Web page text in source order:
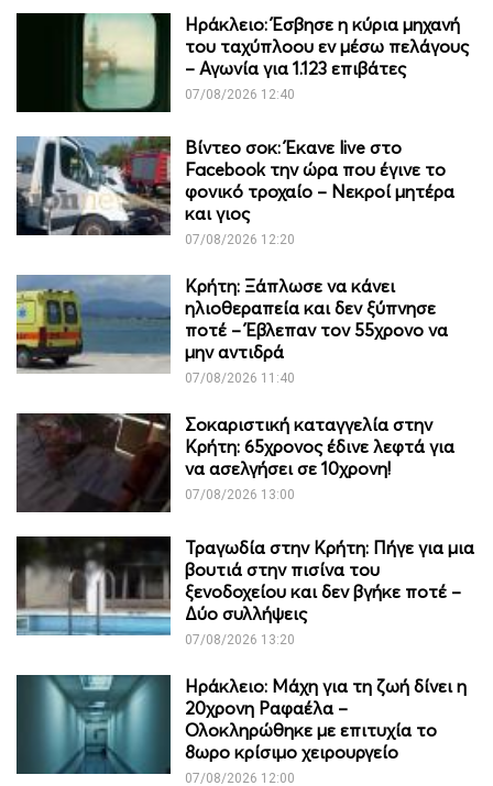
Ηράκλειο: Έσβησε η κύρια μηχανή
του ταχύπλοου εν μέσω πελάγους
– Αγωνία για 1.123 επιβάτες
07/08/2026 12:40
Βίντεο σοκ: Έκανε live στο
Facebook την ώρα που έγινε το
φονικό τροχαίο – Νεκροί μητέρα
και γιος
07/08/2026 12:20
Κρήτη: Ξάπλωσε να κάνει
ηλιοθεραπεία και δεν ξύπνησε
ποτέ – Έβλεπαν τον 55χρονο να
μην αντιδρά
07/08/2026 11:40
Σοκαριστική καταγγελία στην
Κρήτη: 65χρονος έδινε λεφτά για
να ασελγήσει σε 10χρονη!
07/08/2026 13:00
Τραγωδία στην Κρήτη: Πήγε για μια
βουτιά στην πισίνα του
ξενοδοχείου και δεν βγήκε ποτέ –
Δύο συλλήψεις
07/08/2026 13:20
Ηράκλειο: Μάχη για τη ζωή δίνει η
20χρονη Ραφαέλα –
Ολοκληρώθηκε με επιτυχία το
8ωρο κρίσιμο χειρουργείο
07/08/2026 12:00